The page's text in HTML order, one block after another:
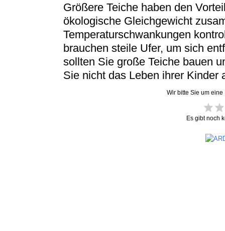
Größere Teiche haben den
ökologische Gleichgewicht
Temperaturschwankungen
brauchen steile Ufer, um sich
sollten Sie große Teiche bauen
Sie nicht das Leben ihrer Kinder
Wir bitte Sie um
Es gibt noch